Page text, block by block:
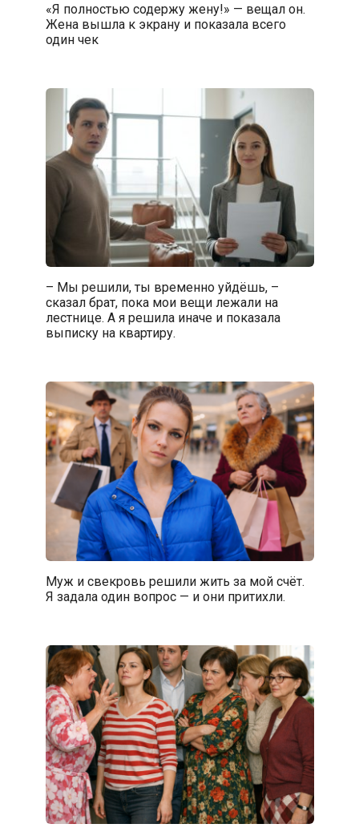
«Я полностью содержу жену!» — вещал он.
Жена вышла к экрану и показала всего
один чек
– Мы решили, ты временно уйдёшь, –
сказал брат, пока мои вещи лежали на
лестнице. А я решила иначе и показала
выписку на квартиру.
Муж и свекровь решили жить за мой счёт.
Я задала один вопрос — и они притихли.